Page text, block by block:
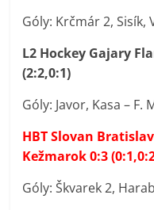
Góly: Krčmár 2, Sisík,
L2 Hockey Gajary
(2:2,0:1)
Góly: Javor, Kasa – F.
HBT Slovan
Kežmarok 0:3
Góly: Škvarek 2,